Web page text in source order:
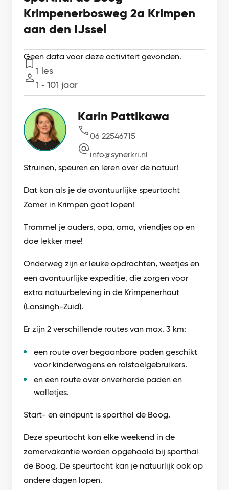
Krimpenerbosweg 2a Krimpen
aan den IJssel
Geen data voor deze activiteit gevonden.
Lessen
1 les
Leeftijd
1 ‐ 101 jaar
Karin Pattikawa
06 22546715
info@synerkri.nl
Struinen, speuren en leren over de natuur!
Dat kan als je de avontuurlijke speurtocht
Zomer in Krimpen gaat lopen!
Trommel je ouders, opa, oma, vriendjes op en
doe lekker mee!
Onderweg zijn er leuke opdrachten, weetjes en
een avontuurlijke expeditie, die zorgen voor
extra natuurbeleving in de Krimpenerhout
(Lansingh-Zuid).
Er zijn 2 verschillende routes van max. 3 km:
een route over begaanbare paden geschikt
voor kinderwagens en rolstoelgebruikers.
en een route over onverharde paden en
walletjes.
Start- en eindpunt is sporthal de Boog.
Deze speurtocht kan elke weekend in de
zomervakantie worden opgehaald bij sporthal
de Boog. De speurtocht kan je natuurlijk ook op
andere dagen lopen.